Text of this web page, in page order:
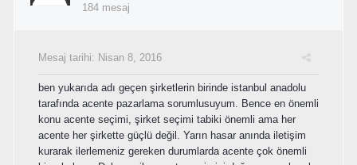
184 mesaj
Mesaj tarihi: Nisan 8, 2016
ben yukarıda adı geçen şirketlerin birinde istanbul anadolu
tarafında acente pazarlama sorumlusuyum. Bence en önemli
konu acente seçimi, şirket seçimi tabiki önemli ama her
acente her şirkette güçlü değil. Yarın hasar anında iletişim
kurarak ilerlemeniz gereken durumlarda acente çok önemli